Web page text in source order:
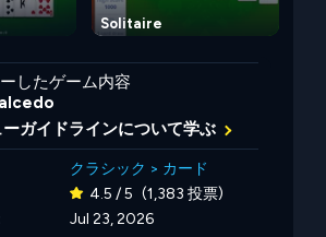
Solitaire
したゲーム内容
ガイドラインについて学ぶ
クラシック > カード
4.5 / 5 (1,383 投票)
Jul 23, 2026